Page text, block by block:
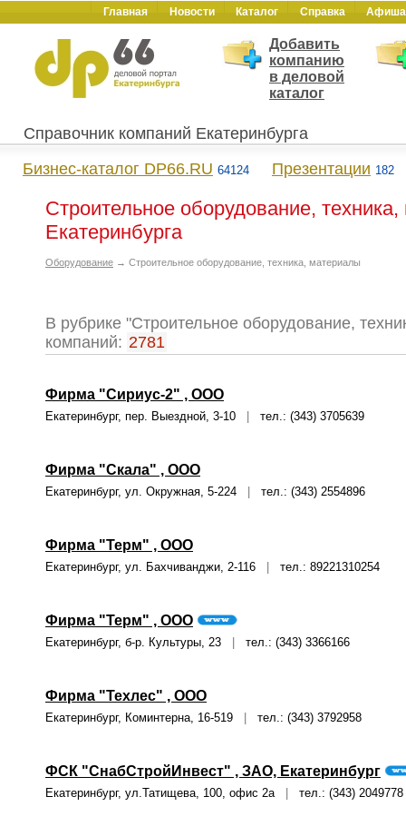
Главная Новости Каталог Справка Афиша
Добавить
компанию
в деловой
каталог
Справочник компаний Екатеринбурга
Бизнес-каталог DP66.RU 64124 Презентации 182
Строительное оборудование,
Екатеринбурга
Оборудование → Строительное оборудование, техника, материалы
В рубрике "Строительное оборудование,
компаний: 2781
Фирма "Сириус-2" , ООО
Екатеринбург, пер. Выездной, 3-10 тел.: (343) 3705639
Фирма "Скала" , ООО
Екатеринбург, ул. Окружная, 5-224 тел.: (343) 2554896
Фирма "Терм" , ООО
Екатеринбург, ул. Бахчиванджи, 2-116 тел.: 89221310254
Фирма "Терм" , ООО
Екатеринбург, б-р. Культуры, 23 тел.: (343) 3366166
Фирма "Техлес" , ООО
Екатеринбург, Коминтерна, 16-519 тел.: (343) 3792958
ФСК "СнабСтройИнвест" , ЗАО, Екатеринбург
Екатеринбург, ул.Татищева, 100, офис 2а тел.: (343) 2049778